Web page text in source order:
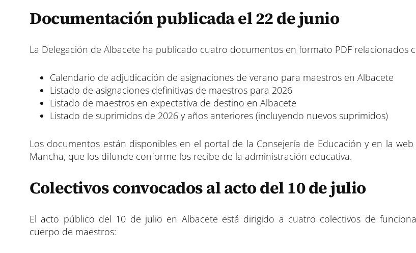
Documentación publicada el 22 de junio
La Delegación de Albacete ha publicado cuatro documentos en formato PDF relacionados
Calendario de adjudicación de asignaciones de verano para maestros en Albacete
Listado de asignaciones definitivas de maestros para 2026
Listado de maestros en expectativa de destino en Albacete
Listado de suprimidos de 2026 y años anteriores (incluyendo nuevos suprimidos)
Los documentos están disponibles en el portal de la Consejería de Educación y en la web
Mancha, que los difunde conforme los recibe de la administración educativa.
Colectivos convocados al acto del 10 de julio
El acto público del 10 de julio en Albacete está dirigido a cuatro colectivos de
cuerpo de maestros: